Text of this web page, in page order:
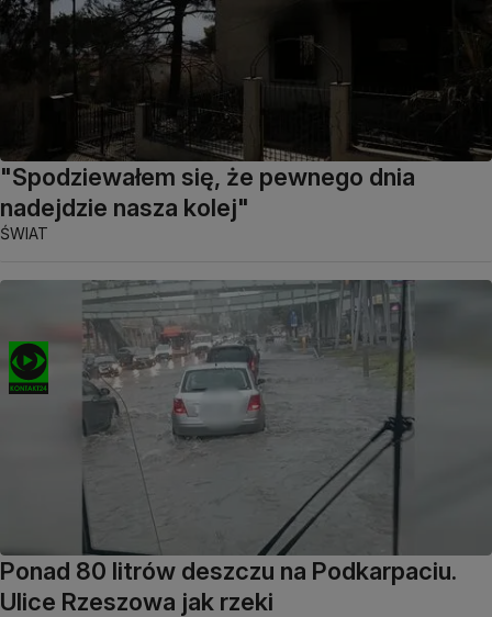
"Spodziewałem się, że pewnego dnia
nadejdzie nasza kolej"
ŚWIAT
Ponad 80 litrów deszczu na Podkarpaciu.
Ulice Rzeszowa jak rzeki